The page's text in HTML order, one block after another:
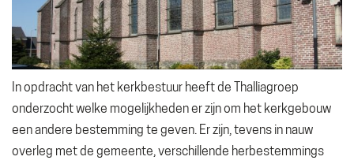
In opdracht van het kerkbestuur heeft de Thalliagroep
onderzocht welke mogelijkheden er zijn om het kerkgebouw
een andere bestemming te geven. Er zijn, tevens in nauw
overleg met de gemeente, verschillende herbestemmings